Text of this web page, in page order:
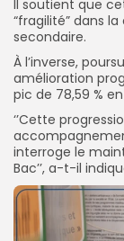
Il soutient que
“fragilité” dans
secondaire.
À l’inverse,
amélioration
pic de 78,59 %
‘’Cette
interroge le
Bac’’, a-t-il